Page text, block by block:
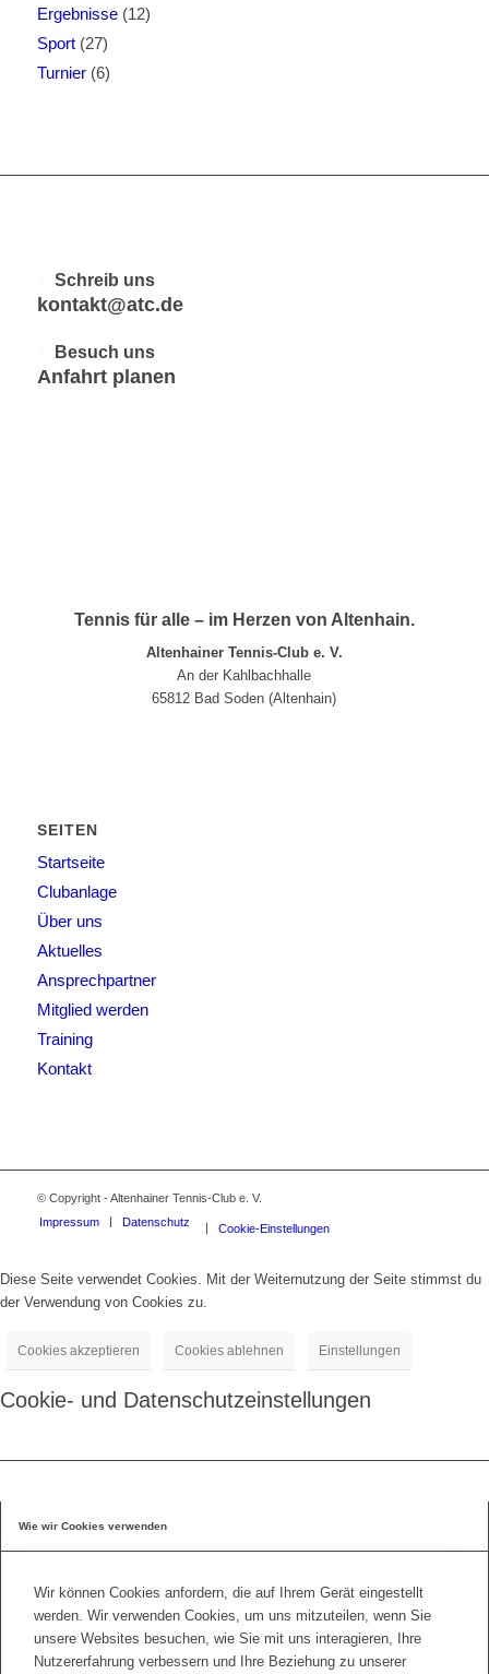
Ergebnisse(12)
Sport(27)
Turnier(6)
Schreib uns
kontakt@atc.de
Besuch uns
Anfahrt planen
Tennis für alle – im Herzen von Altenhain.
Altenhainer Tennis-Club e. V.
An der Kahlbachhalle
65812 Bad Soden (Altenhain)
SEITEN
Startseite
Clubanlage
Über uns
Aktuelles
Ansprechpartner
Mitglied werden
Training
Kontakt
© Copyright - Altenhainer Tennis-Club e. V.
Impressum
Datenschutz Cookie-Einstellungen
Diese Seite verwendet Cookies. Mit der Weiternutzung der Seite stimmst du
der Verwendung von Cookies zu.
Cookies akzeptieren Cookies ablehnen Einstellungen
Cookie- und Datenschutzeinstellungen
Wie wir Cookies verwenden
Wir können Cookies anfordern, die auf Ihrem Gerät eingestellt
werden. Wir verwenden Cookies, um uns mitzuteilen, wenn Sie
unsere Websites besuchen, wie Sie mit uns interagieren, Ihre
Nutzererfahrung verbessern und Ihre Beziehung zu unserer